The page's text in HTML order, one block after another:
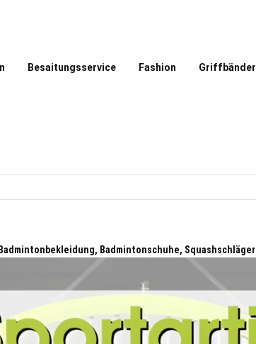
Besaitungsservice Fashion Griffbänder
Badmintonschuhe, Squashschläger